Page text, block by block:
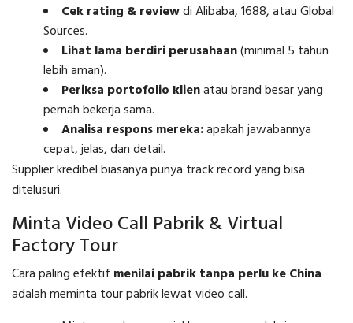
Cek rating & reviewdi Alibaba, 1688, atau Global
Sources.
Lihat lama berdiri perusahaan(minimal 5 tahun
lebih aman).
Periksa portofolio klienatau brand besar yang
pernah bekerja sama.
Analisa respons mereka:apakah jawabannya
cepat, jelas, dan detail.
Supplier kredibel biasanya punya track record yang bisa
ditelusuri.
Minta Video Call Pabrik & Virtual
Factory Tour
Cara paling efektif menilai pabrik tanpa perlu ke China
adalah meminta tour pabrik lewat video call.